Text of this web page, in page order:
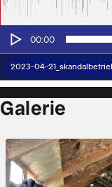
Galerie